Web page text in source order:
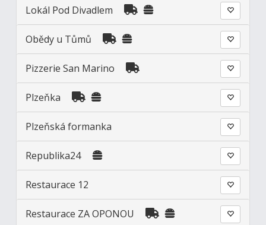
Lokál Pod Divadlem
Obědy u Tůmů
Pizzerie San Marino
Plzeňka
Plzeňská formanka
Republika24
Restaurace 12
Restaurace ZA OPONOU